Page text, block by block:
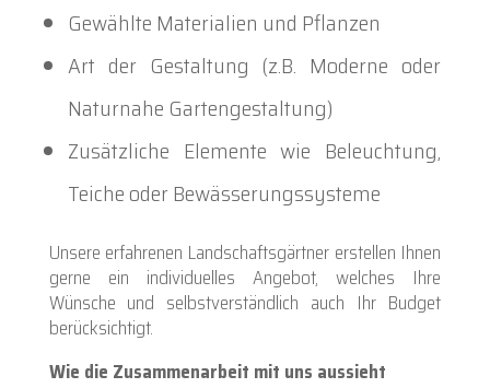
Gewählte Materialien und Pflanzen
Art der Gestaltung (z.B. Moderne oder
Naturnahe Gartengestaltung)
Zusätzliche Elemente wie Beleuchtung,
Teiche oder Bewässerungssysteme
Unsere erfahrenen Landschaftsgärtner erstellen Ihnen
gerne ein individuelles Angebot, welches Ihre
Wünsche und selbstverständlich auch Ihr Budget
berücksichtigt.
Wie die Zusammenarbeit mit uns aussieht